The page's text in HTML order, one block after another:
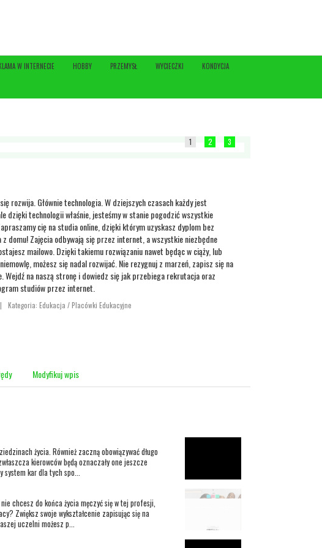
W INTERNECIE HOBBY PRZEMYSŁ WYCIECZKI KONDYCJA
1 2 3
rozwija. Głównie technologia. W dziejszych czasach każdy jest
dzięki technologii właśnie, jesteśmy w stanie pogodzić wszystkie
cię na studia online, dzięki którym uzyskasz dyplom bez
z domu! Zajęcia odbywają się przez internet, a wszystkie niezbędne
mailowo. Dzięki takiemu rozwiązaniu nawet będąc w ciąży, lub
możesz się nadal rozwijać. Nie rezygnuj z marzeń, zapisz się na
Wejdź na naszą stronę i dowiedz się jak przebiega rekrutacja oraz
studiów przez internet.
| Kategoria: Edukacja / Placówki Edukacyjne
Modyfikuj wpis
życia. Również zaczną obowiązywać długo
kierowców będą oznaczały one jeszcze
system kar dla tych spo...
chcesz do końca życia męczyć się w tej profesji,
Zwiększ swoje wykształcenie zapisując się na
uczelni możesz p...